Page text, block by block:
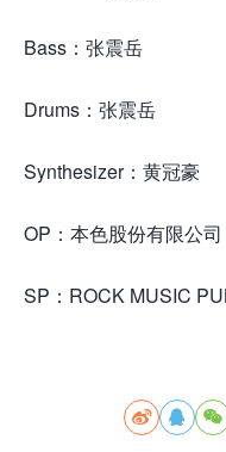
Bass：张震岳
Drums：张震岳
Synthesizer：黄冠豪
OP：本色股份有限公司
SP：ROCK MUSIC
  